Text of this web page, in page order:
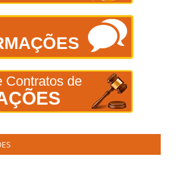
Contratos de